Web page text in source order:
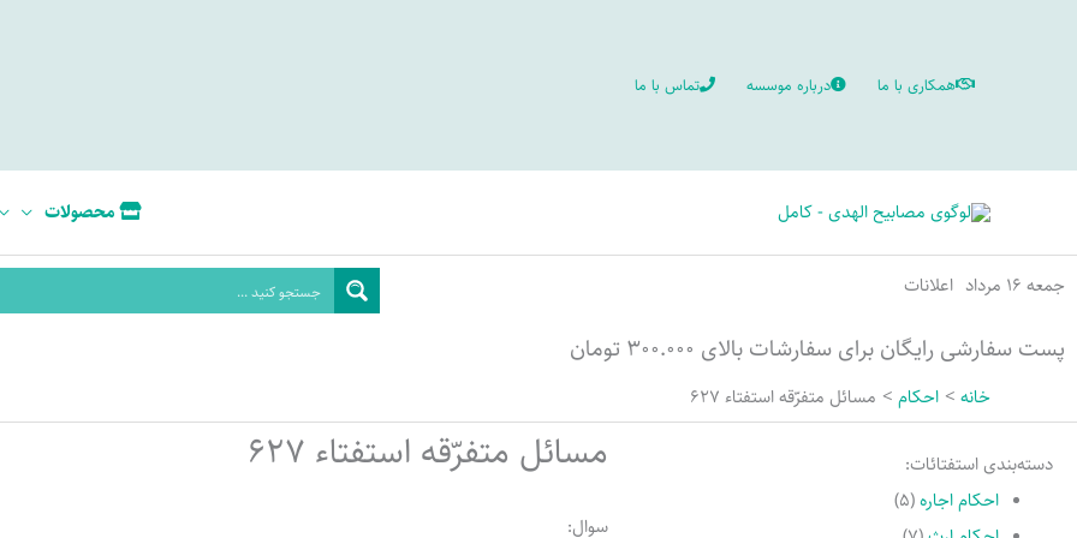
همکاری با ما درباره موسسه تماس با ما
محصولات
جمعه ۱۶ مرداد اعلانات
پست سفارشی رایگان برای سفارشات بالای ۳۰۰.۰۰۰ تومان
خانه احکام مسائل متفرّقه استفتاء 627
دسته‌بندی استفتائات:
احکام اجاره(۵)
مسائل متفرّقه استفتاء 627
سوال: